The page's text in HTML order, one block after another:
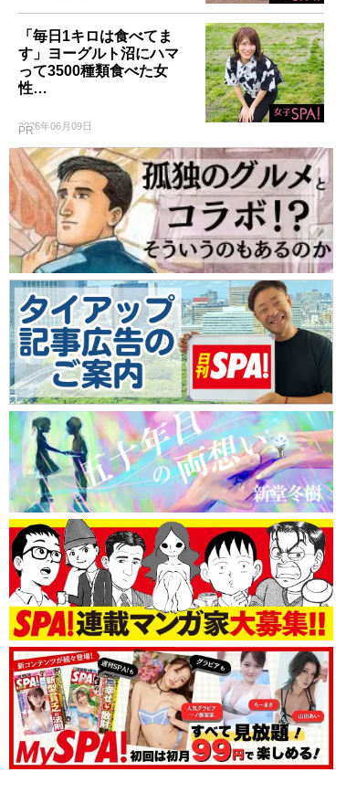
「毎日1キロは食べてま
す」ヨーグルト沼にハマ
って3500種類食べた女
性…
2026年06月09日
PR